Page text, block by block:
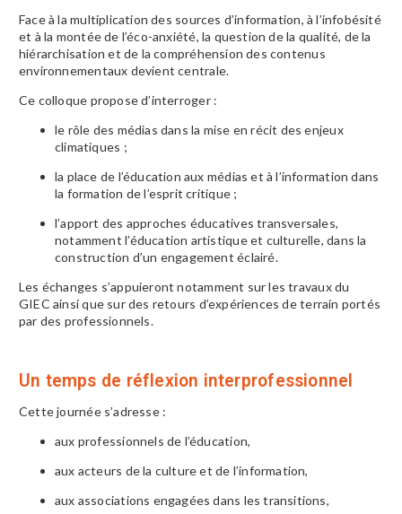
Face à la multiplication des sources d’information, à l’infobésité
et à la montée de l’éco-anxiété, la question de la qualité, de la
hiérarchisation et de la compréhension des contenus
environnementaux devient centrale.
Ce colloque propose d’interroger :
le rôle des médias dans la mise en récit des enjeux
climatiques ;
la place de l’éducation aux médias et à l’information dans
la formation de l’esprit critique ;
l’apport des approches éducatives transversales,
notamment l’éducation artistique et culturelle, dans la
construction d’un engagement éclairé.
Les échanges s’appuieront notamment sur les travaux du
GIEC ainsi que sur des retours d’expériences de terrain portés
par des professionnels.
Un temps de réflexion interprofessionnel
Cette journée s’adresse :
aux professionnels de l’éducation,
aux acteurs de la culture et de l’information,
aux associations engagées dans les transitions,